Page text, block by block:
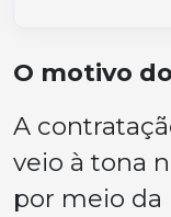
O motivo
A
veio à tona
por meio da